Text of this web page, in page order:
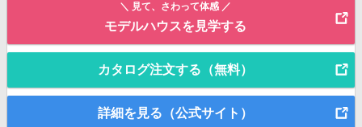
＼ 見て、さわって体感 ／
モデルハウスを見学する
カタログ注文する（無料）
詳細を見る（公式サイト）